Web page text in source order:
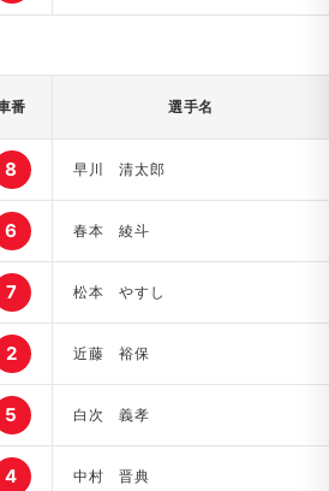
番 選手名
8 早川 清太郎
6 春本 綾斗
7 松本 やすし
2 近藤 裕保
5 白次 義孝
4 中村 晋典